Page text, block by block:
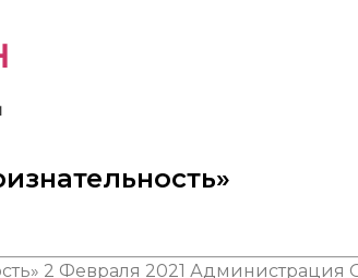
2 Февраля 2021 Администрация